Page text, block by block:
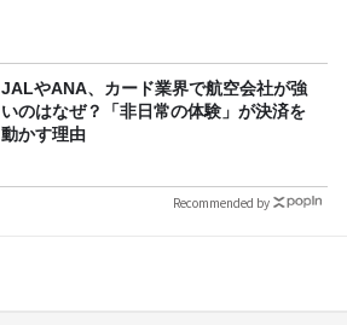
JALやANA、カード業界で航空会社が強
いのはなぜ？「非日常の体験」が決済を
動かす理由
Recommended by